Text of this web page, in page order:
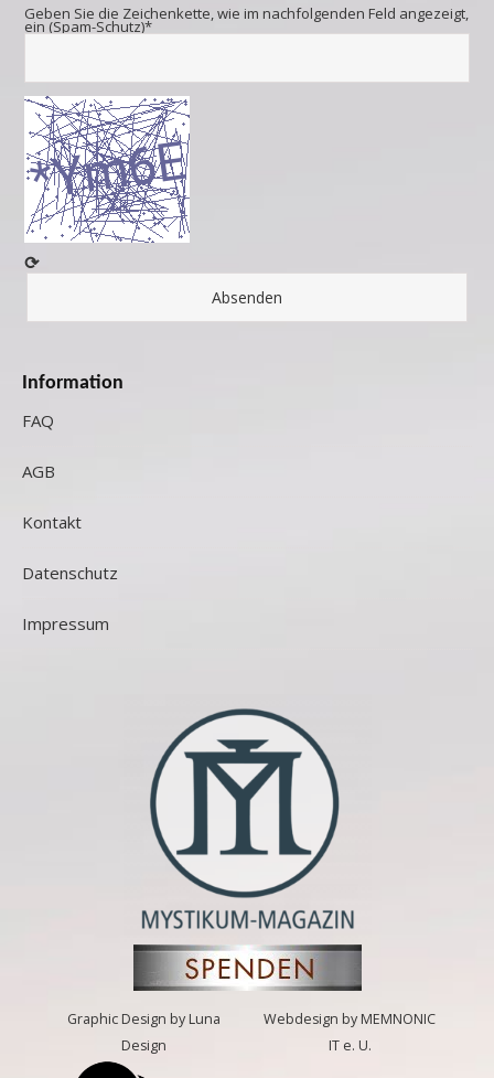
Geben Sie die Zeichenkette, wie im nachfolgenden Feld angezeigt,
ein (Spam-Schutz)*
⟳
Information
FAQ
AGB
Kontakt
Datenschutz
Impressum
Graphic Design by Luna
Design
Webdesign by MEMNONIC
IT e. U.